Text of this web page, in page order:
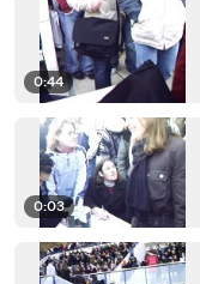
0:44
0:03